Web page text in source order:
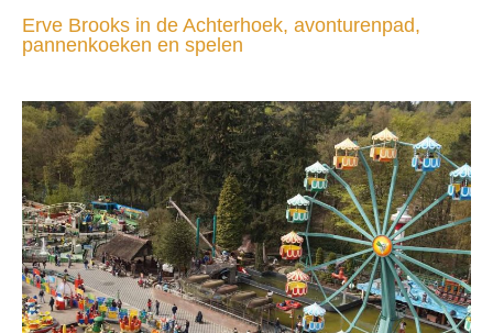
Erve Brooks in de Achterhoek, avonturenpad,
pannenkoeken en spelen